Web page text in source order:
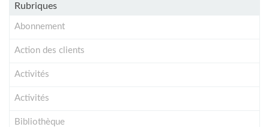
Rubriques
Abonnement
Action des clients
Activités
Activités
Bibliothèque